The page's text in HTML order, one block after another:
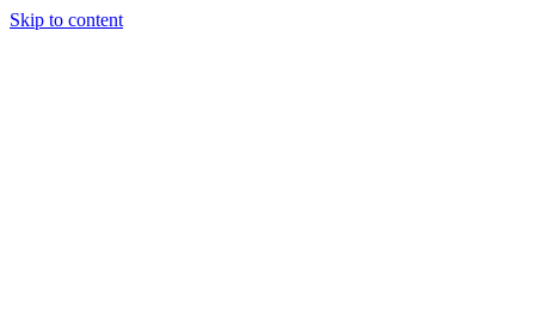
Skip to content